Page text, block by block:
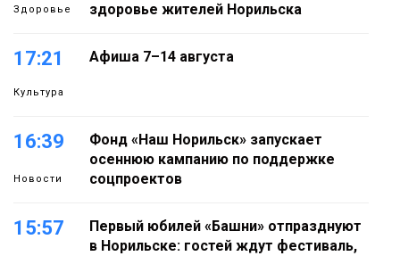
Здоровье
здоровье жителей Норильска
17:21
Культура
Афиша 7–14 августа
16:39
Новости
Фонд «Наш Норильск» запускает
осеннюю кампанию по поддержке
соцпроектов
15:57
Первый юбилей «Башни» отпразднуют
в Норильске: гостей ждут фестиваль,